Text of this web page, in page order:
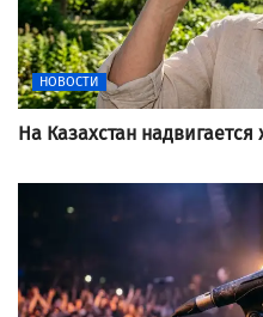
НОВОСТИ
На Казахстан